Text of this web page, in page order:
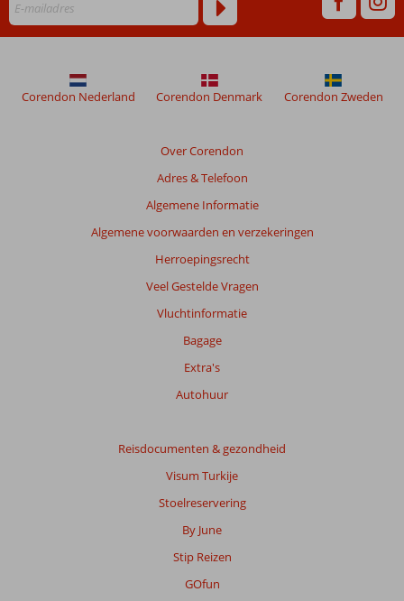
worden
meer
weergegeven
Over Corendon
Adres & Telefoon
Algemene Informatie
Algemene voorwaarden en verzekeringen
Herroepingsrecht
Veel Gestelde Vragen
Vluchtinformatie
Bagage
Extra's
Autohuur
Reisdocumenten & gezondheid
Visum Turkije
Stoelreservering
By June
Stip Reizen
GOfun
Corendon Nederland Corendon Denmark Corendon Zweden